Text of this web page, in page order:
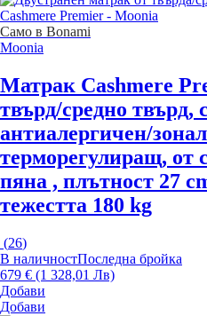
Само в Bonami
Moonia
Матрак Cashmere
твърд/средно твърд,
антиалергичен/
терморегулиращ, от
пяна , плътност 27
тежестта 180 kg
(26)
В наличностПоследна бройка
679 € (1 328,01 Лв)
Добави
Добави